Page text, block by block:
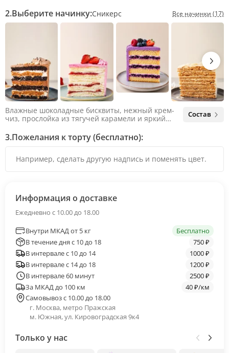
2.Выберите начинку:Сникерс Все начинки (17)
Влажные шоколадные бисквиты, нежный крем-
чиз, прослойка из тягучей карамели и яркий
яркий вкус шоколада и тягучей карамели, не
оставляя ни единого шанса остаться
Состав
3.Пожелания к торту (бесплатно):
Информация о доставке
Ежедневно с 10.00 до 18.00
Внутри МКАД от 5 кг
Бесплатно
В течение дня с 10 до 18
750 ₽
В интервале с 10 до 14
1000 ₽
В интервале с 14 до 18
1200 ₽
В интервале 60 минут
2500 ₽
За МКАД до 100 км
40 ₽/км
Самовывоз с 10.00 до 18.00
г. Москва, метро Пражская
м. Южная, ул. Кировоградская 9к4
Только у нас